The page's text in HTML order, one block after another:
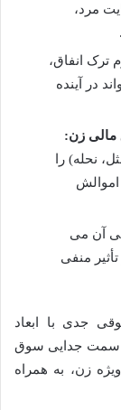
مرد،
انفاق،
در آینده
مالی زن:
نحله) را
آن می
منفی
جدی با ابعاد
سمت جدایی سوق
زن، به همراه